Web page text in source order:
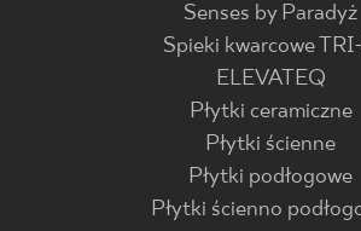
Senses by Paradyż
Spieki kwarcowe
ELEVATEQ
Płytki ceramiczne
Płytki ścienne
Płytki podłogowe
Płytki ścienno